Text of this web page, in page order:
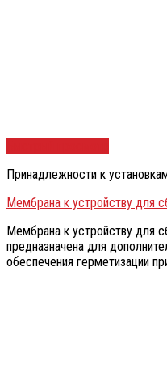
Принадлежности к
Мембрана к устройству для
Мембрана к устройству для
предназначена для
обеспечения герметизации